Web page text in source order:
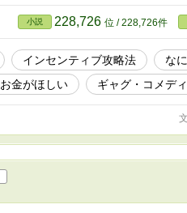
小説 228,726 位 / 228,726件
インセンティブ攻略法 な
お金がほしい ギャグ・コメディ